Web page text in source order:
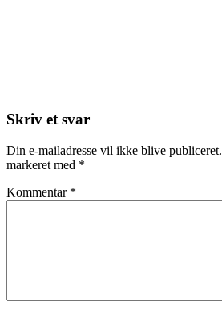
Skriv et svar
Din e-mailadresse vil ikke blive publiceret.
markeret med *
Kommentar *